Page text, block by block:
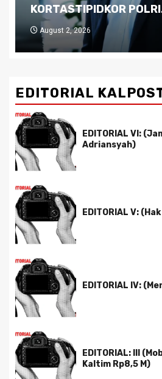
Pemimpin yang Tak
July 29, 2026
EDITORIAL
EDITORIAL VI:
Adriansyah)
EDITORIAL V:
EDITORIAL IV:
EDITORIAL: III
Kaltim Rp8,5 M)